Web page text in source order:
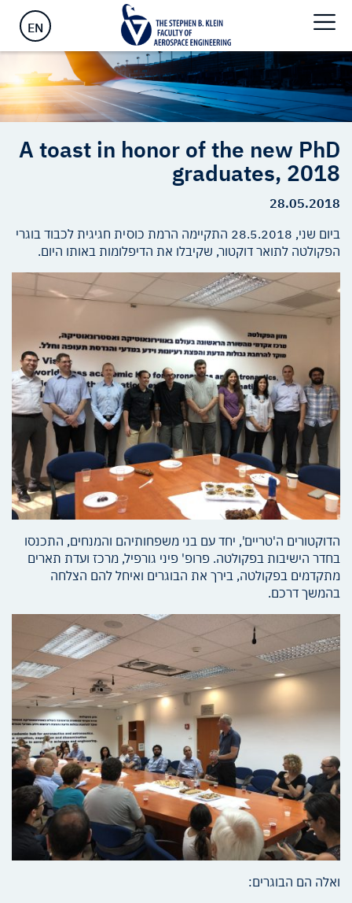
EN
A toast in honor of the new PhD graduates, 2018
A toast in honor of the new PhD
graduates, 2018
28.05.2018
ביום שני, 28.5.2018 התקיימה הרמת כוסית חגיגית לכבוד בוגרי
הפקולטה לתואר דוקטור, שקיבלו את הדיפלומות באותו היום.
הדוקטורים ה'טריים', יחד עם בני משפחותיהם והמנחים, התכנסו
בחדר הישיבות בפקולטה. פרופ' פיני גורפיל, מרכז ועדת תארים
מתקדמים בפקולטה, בירך את הבוגרים ואיחל להם הצלחה
בהמשך דרכם.
ואלה הם הבוגרים: